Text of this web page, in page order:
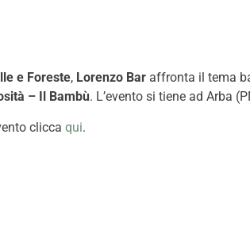
e Foreste, Lorenzo Baraffronta il tema
– Il Bambù. L’evento si tiene ad Arba
clicca qui.